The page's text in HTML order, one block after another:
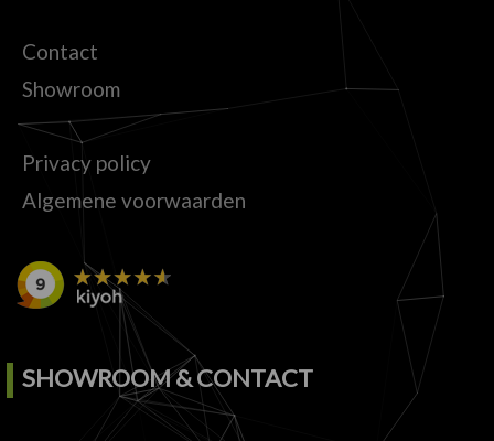
Contact
Showroom
Privacy policy
Algemene voorwaarden
SHOWROOM & CONTACT